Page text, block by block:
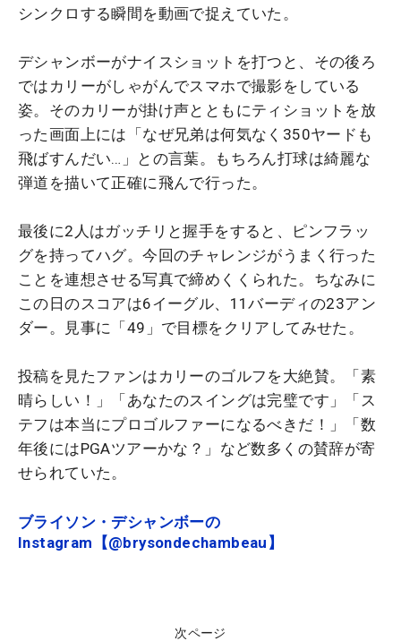
シンクロする瞬間を動画で捉えていた。
デシャンボーがナイスショットを打つと、その後ろ
ではカリーがしゃがんでスマホで撮影をしている
姿。そのカリーが掛け声とともにティショットを放
った画面上には「なぜ兄弟は何気なく350ヤードも
飛ばすんだい…」との言葉。もちろん打球は綺麗な
弾道を描いて正確に飛んで行った。
最後に2人はガッチリと握手をすると、ピンフラッ
グを持ってハグ。今回のチャレンジがうまく行った
ことを連想させる写真で締めくくられた。ちなみに
この日のスコアは6イーグル、11バーディの23アン
ダー。見事に「49」で目標をクリアしてみせた。
投稿を見たファンはカリーのゴルフを大絶賛。「素
晴らしい！」「あなたのスイングは完璧です」「ス
テフは本当にプロゴルファーになるべきだ！」「数
年後にはPGAツアーかな？」など数多くの賛辞が寄
せられていた。
ブライソン・デシャンボーの
Instagram【@brysondechambeau】
次ページ